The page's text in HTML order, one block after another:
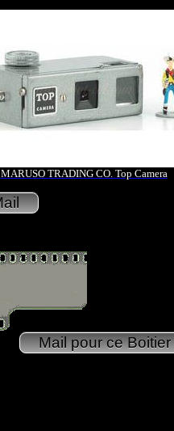
MARUSO TRADING CO. Top Camera